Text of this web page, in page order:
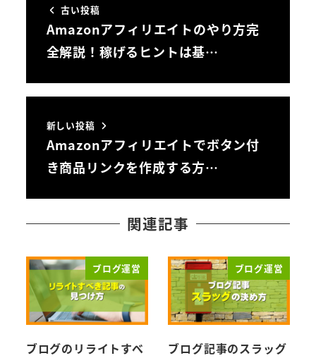
古い投稿
Amazonアフィリエイトのやり方完
全解説！稼げるヒントは基…
新しい投稿
Amazonアフィリエイトでボタン付
き商品リンクを作成する方…
関連記事
ブログ運営
ブログのリライトすべ
ブログ運営
ブログ記事のスラッグ